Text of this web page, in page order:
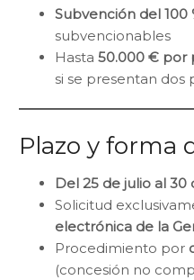
Subvención del 100
subvencionables
Hasta 50.000 € por
si se presentan dos
Plazo y forma
Del 25 de julio al
Solicitud
electrónica de la
Procedimiento por
(concesión no